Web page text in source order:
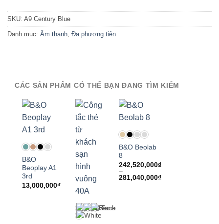
SKU: A9 Century Blue
Danh mục: Âm thanh, Đa phương tiện
CÁC SẢN PHẨM CÓ THỂ BẠN ĐANG TÌM KIẾM
B&O
Beoplay A1
3rd
13,000,000₫
B&O Beolab
8
242,520,000₫
–
281,040,000₫Khoảng